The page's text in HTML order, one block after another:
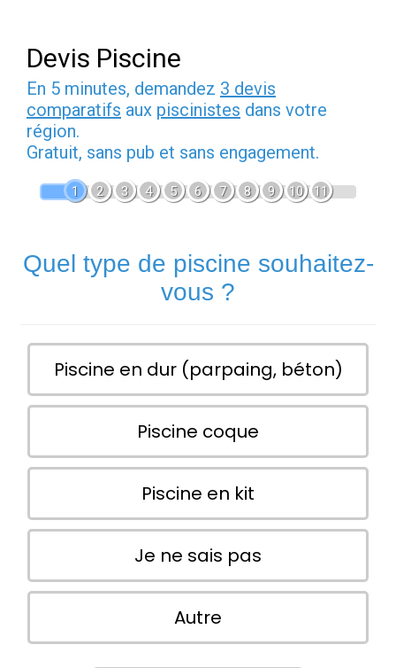
Devis Piscine
En 5 minutes, demandez 3 devis
comparatifs aux piscinistes dans votre
région.
Gratuit, sans pub et sans engagement.
1 2 3 4 5 6 7 8 9 10 11
Quel type de piscine souhaitez-
vous ?
Piscine en dur (parpaing, béton)
Piscine coque
Piscine en kit
Je ne sais pas
Autre